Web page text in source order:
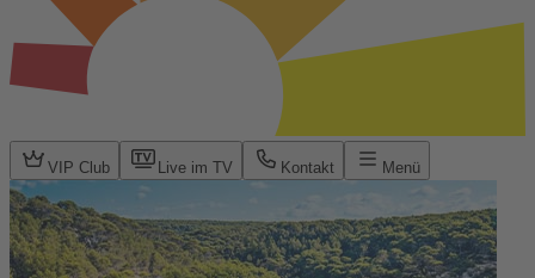
VIP Club Live im TV Kontakt Menü